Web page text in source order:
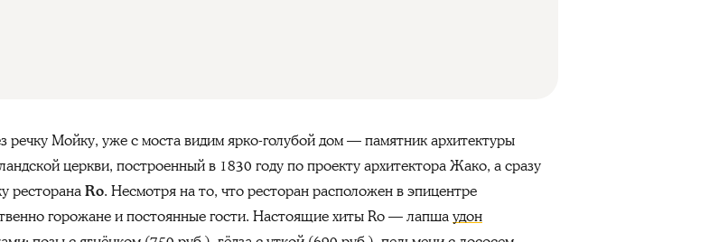
речку Мойку, уже с моста видим ярко-голубой дом — памятник архитектуры
церкви, построенный в 1830 году по проекту архитектора Жако, а сразу
ресторанаRo. Несмотря на то, что ресторан расположен в эпицентре
горожане и постоянные гости. Настоящие хиты Ro — лапшаудон